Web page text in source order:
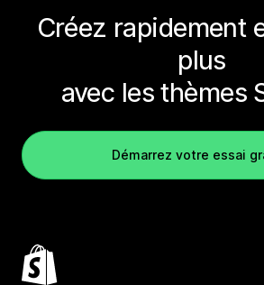
Créez rapidement
plus
avec les thèmes
Démarrez votre essai